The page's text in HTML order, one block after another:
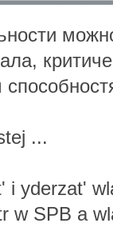
...
i yderzat'
w SPB a